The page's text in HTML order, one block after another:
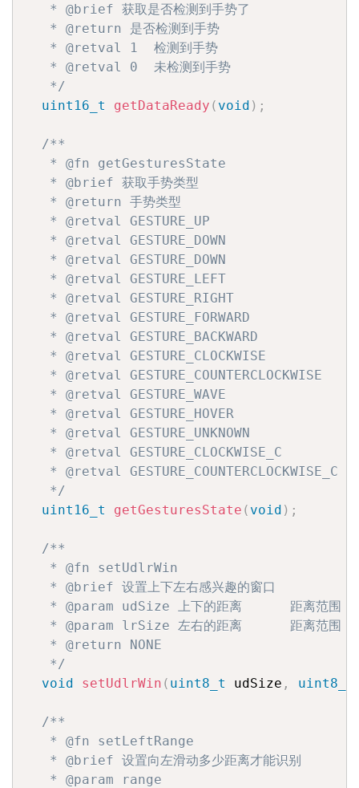
   * @brief 获取是否检测到手势了
   * @return 是否检测到手势
   * @retval 1  检测到手势
   * @retval 0  未检测到手势
   */
uint16_t
getDataReady ( void ) ;
/**
   * @fn getGesturesState
   * @brief 获取手势类型
   * @return 手势类型
   * @retval GESTURE_UP
   * @retval GESTURE_DOWN
   * @retval GESTURE_DOWN
   * @retval GESTURE_LEFT
   * @retval GESTURE_RIGHT
   * @retval GESTURE_FORWARD
   * @retval GESTURE_BACKWARD
   * @retval GESTURE_CLOCKWISE
   * @retval GESTURE_COUNTERCLOCKWISE
   * @retval GESTURE_WAVE
   * @retval GESTURE_HOVER
   * @retval GESTURE_UNKNOWN
   * @retval GESTURE_CLOCKWISE_C
   * @retval GESTURE_COUNTERCLOCKWISE_C
   */
uint16_t
getGesturesState ( void ) ;
/**
   * @fn setUdlrWin
   * @brief 设置上下左右感兴趣的窗口
* @param udSize 上下的距离      距离范围
* @param lrSize 左右的距离      距离范围
   * @return NONE
   */
void
setUdlrWin ( uint8_t udSize , uint8_t
/**
   * @fn setLeftRange
   * @brief 设置向左滑动多少距离才能识别
   * @param range